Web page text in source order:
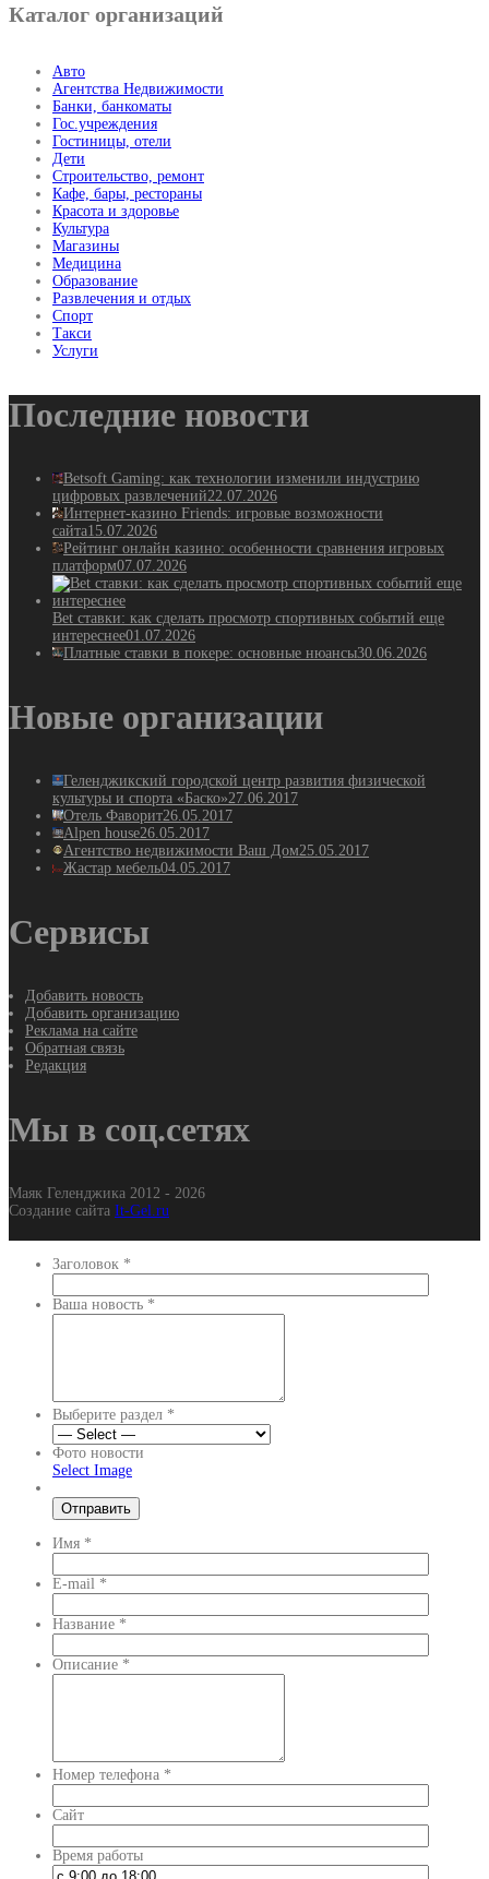
Каталог организаций
Авто
Агентства Недвижимости
Банки, банкоматы
Гос.учреждения
Гостиницы, отели
Дети
Строительство, ремонт
Кафе, бары, рестораны
Красота и здоровье
Культура
Магазины
Медицина
Образование
Развлечения и отдых
Спорт
Такси
Услуги
Последние новости
Betsoft Gaming: как технологии изменили индустрию
цифровых развлечений22.07.2026
Интернет-казино Friends: игровые возможности
сайта15.07.2026
Рейтинг онлайн казино: особенности сравнения игровых
платформ07.07.2026
Bet ставки: как сделать просмотр спортивных событий еще
интереснее01.07.2026
Платные ставки в покере: основные нюансы30.06.2026
Новые организации
Геленджикский городской центр развития физической
культуры и спорта «Баско»27.06.2017
Отель Фаворит26.05.2017
Alpen house26.05.2017
Агентство недвижимости Ваш Дом25.05.2017
Жастар мебель04.05.2017
Сервисы
Добавить новость
Добавить организацию
Реклама на сайте
Обратная связь
Редакция
Мы в соц.сетях
Маяк Геленджика 2012 - 2026
Создание сайта It-Gel.ru
Заголовок *
Ваша новость *
Выберите раздел *
Фото новости
Select Image
Имя *
E-mail *
Название *
Описание *
Номер телефона *
Сайт
Время работы